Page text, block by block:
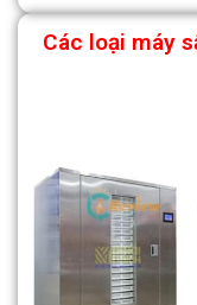
Các loại máy